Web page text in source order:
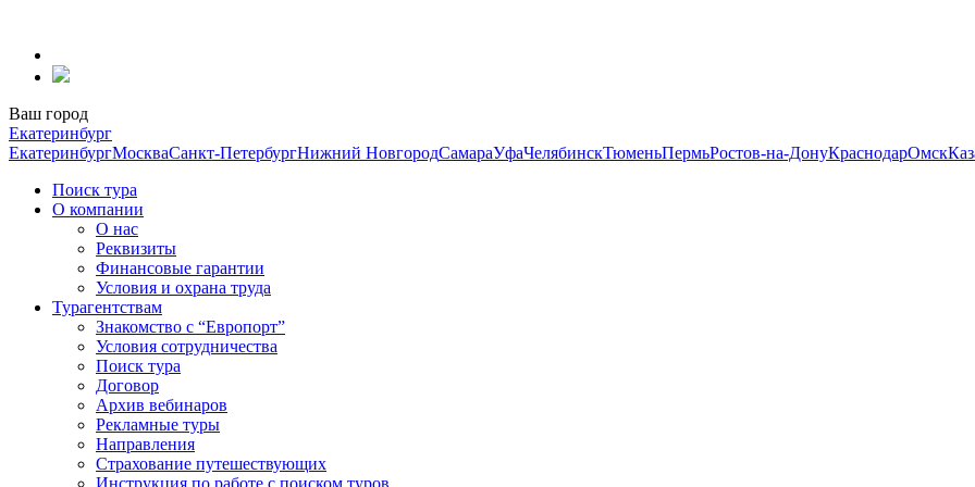
содержанию
Ваш город
Екатеринбург
ЕкатеринбургМоскваСанкт-ПетербургНижний НовгородСамараУфаЧелябинскТюменьПермьРостов-на-ДонуКраснодарОмск
Поиск тура
О компании
О нас
Реквизиты
Финансовые гарантии
Условия и охрана труда
Турагентствам
Знакомство с “Европорт”
Условия сотрудничества
Поиск тура
Договор
Архив вебинаров
Рекламные туры
Направления
Страхование путешествующих
Инструкция по работе с поиском туров